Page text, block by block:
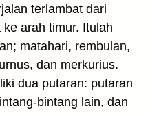
terlambat dari
ke arah timur. Itulah
matahari, rembulan,
dan merkurius.
dua putaran: putaran
bintang lain, dan